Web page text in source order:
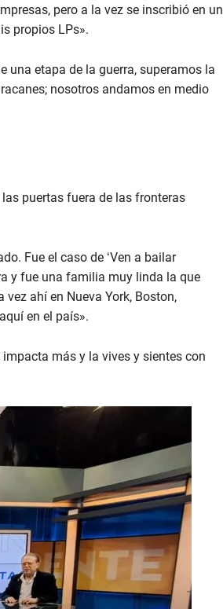
pero a la vez se inscribió en un
propios LPs».
una etapa de la guerra, superamos la
nosotros andamos en medio
puertas fuera de las fronteras
Fue el caso de ‘Ven a bailar
y fue una familia muy linda la que
vez ahí en Nueva York, Boston,
en el país».
más y la vives y sientes con